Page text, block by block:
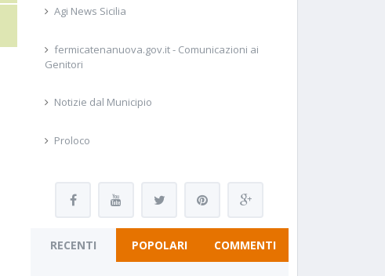
Agi News Sicilia
fermicatenanuova.gov.it - Comunicazioni ai
Genitori
Notizie dal Municipio
Proloco
RECENTI POPOLARI COMMENTI